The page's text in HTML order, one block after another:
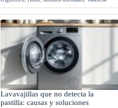
Lavavajillas que no detecta la
pastilla: causas y soluciones